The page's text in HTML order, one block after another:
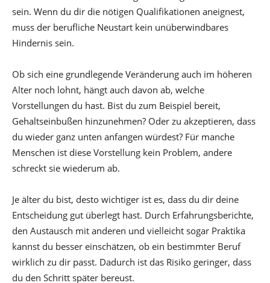
sein. Wenn du dir die nötigen Qualifikationen aneignest,
muss der berufliche Neustart kein unüberwindbares
Hindernis sein.
Ob sich eine grundlegende Veränderung auch im höheren
Alter noch lohnt, hängt auch davon ab, welche
Vorstellungen du hast. Bist du zum Beispiel bereit,
Gehaltseinbußen hinzunehmen? Oder zu akzeptieren, dass
du wieder ganz unten anfangen würdest? Für manche
Menschen ist diese Vorstellung kein Problem, andere
schreckt sie wiederum ab.
Je älter du bist, desto wichtiger ist es, dass du dir deine
Entscheidung gut überlegt hast. Durch Erfahrungsberichte,
den Austausch mit anderen und vielleicht sogar Praktika
kannst du besser einschätzen, ob ein bestimmter Beruf
wirklich zu dir passt. Dadurch ist das Risiko geringer, dass
du den Schritt später bereust.